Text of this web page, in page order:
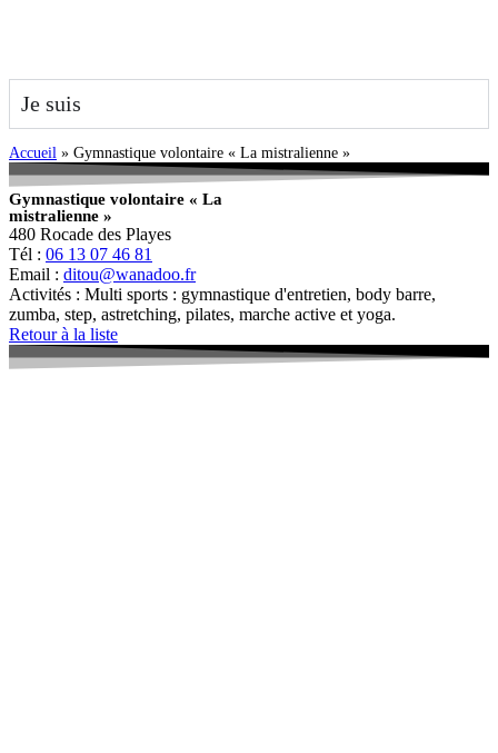
Je suis
Accueil » Gymnastique volontaire « La mistralienne »
Gymnastique volontaire « La
mistralienne »
480 Rocade des Playes
Tél : 06 13 07 46 81
Email : ditou@wanadoo.fr
Activités : Multi sports : gymnastique d'entretien, body barre,
zumba, step, astretching, pilates, marche active et yoga.
Retour à la liste